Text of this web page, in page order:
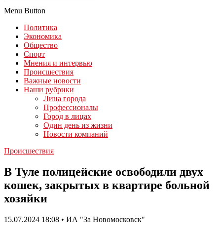
Menu Button
Политика
Экономика
Общество
Спорт
Мнения и интервью
Происшествия
Важные новости
Наши рубрики
Лица города
Профессионалы
Город в лицах
Один день из жизни
Новости компаний
Происшествия
В Туле полицейские освободили двух
кошек, закрытых в квартире больной
хозяйки
15.07.2024 18:08 • ИА "За Новомосковск"